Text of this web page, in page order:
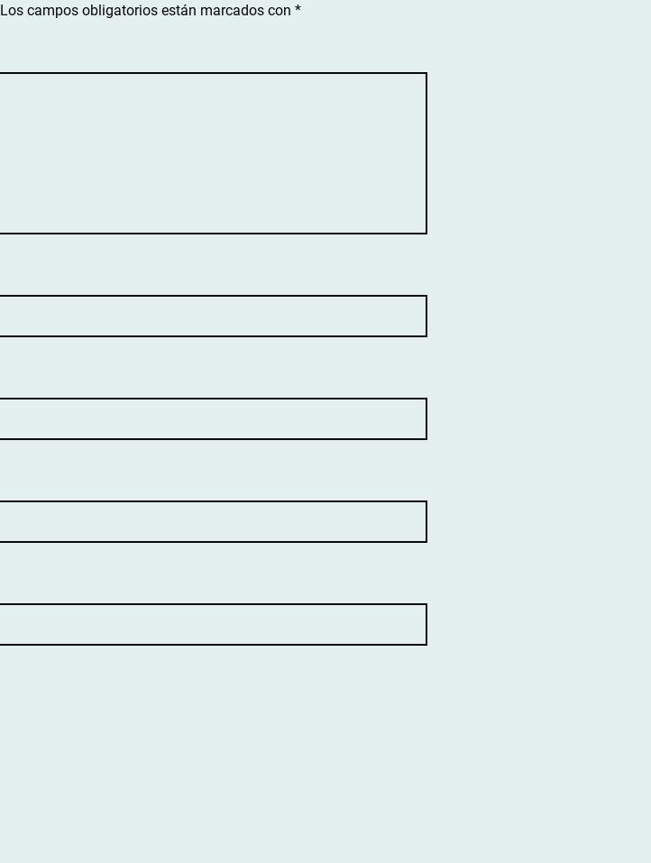
Los campos obligatorios están marcados con *